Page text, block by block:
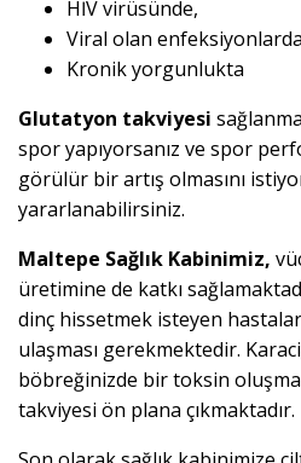
HİV virüsünde,
Viral olan enfeksiyonlarda
Kronik yorgunlukta
Glutatyon takviyesi
spor yapıyorsanız ve spor
görülür bir artış olmasını
yararlanabilirsiniz.
Maltepe Sağlık Kabinimiz,
üretimine de katkı
dinç hissetmek isteyen
ulaşması gerekmektedir.
böbreğinizde bir toksin
takviyesi ön plana çıkmaktadır.